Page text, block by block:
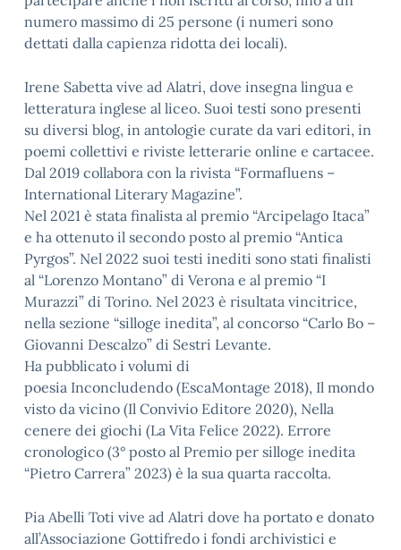
numero massimo di 25 persone (i numeri sono
dettati dalla capienza ridotta dei locali).
Irene Sabetta vive ad Alatri, dove insegna lingua e
letteratura inglese al liceo. Suoi testi sono presenti
su diversi blog, in antologie curate da vari editori, in
poemi collettivi e riviste letterarie online e cartacee.
Dal 2019 collabora con la rivista “Formafluens –
International Literary Magazine”.
Nel 2021 è stata finalista al premio “Arcipelago Itaca”
e ha ottenuto il secondo posto al premio “Antica
Pyrgos”. Nel 2022 suoi testi inediti sono stati finalisti
al “Lorenzo Montano” di Verona e al premio “I
Murazzi” di Torino. Nel 2023 è risultata vincitrice,
nella sezione “silloge inedita”, al concorso “Carlo Bo –
Giovanni Descalzo” di Sestri Levante.
Ha pubblicato i volumi di
poesia Inconcludendo (EscaMontage 2018), Il mondo
visto da vicino (Il Convivio Editore 2020), Nella
cenere dei giochi (La Vita Felice 2022). Errore
cronologico (3° posto al Premio per silloge inedita
“Pietro Carrera” 2023) è la sua quarta raccolta.
Pia Abelli Toti vive ad Alatri dove ha portato e donato
all’Associazione Gottifredo i fondi archivistici e